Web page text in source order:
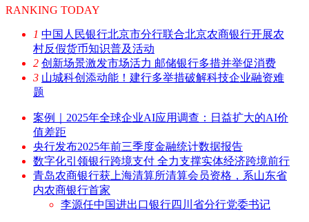
RANKING TODAY
1 中国人民银行北京市分行联合北京农商银行开展农
村反假货币知识普及活动
2 创新场景激发市场活力 邮储银行多措并举促消费
3 山城科创添动能！建行多举措破解科技企业融资难
题
案例｜2025年全球企业AI应用调查：日益扩大的AI价
值差距
央行发布2025年前三季度金融统计数据报告
数字化引领银行跨境支付 全力支撑实体经济跨境前行
青岛农商银行获上海清算所清算会员资格，系山东省
内农商银行首家
李源任中国进出口银行四川省分行党委书记